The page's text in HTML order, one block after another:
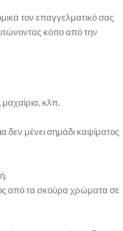
τον επαγγελματικό σας
κόπο από την
μαχαίρια, κλπ.
δεν μένει σημάδι καψίματος
από τα σκούρα χρώματα σε